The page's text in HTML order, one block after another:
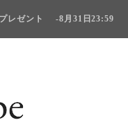
レゼント -8月31日23:59